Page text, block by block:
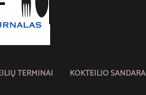
TERMINAI KOKTEILIO SANDARA